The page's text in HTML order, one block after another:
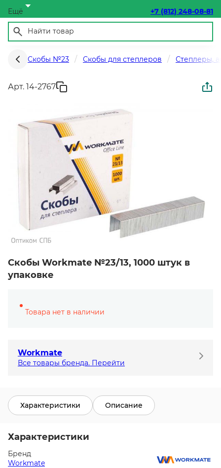
Ещё +7 (812) 248-08-81
Скобы №23 Скобы для степлеров Степлеры,
Арт. 14-2767
Скобы Workmate №23/13, 1000 штук в
упаковке
Товара нет в наличии
Workmate
Все товары бренда. Перейти
Характеристики Описание
Характеристики
Бренд
Workmate